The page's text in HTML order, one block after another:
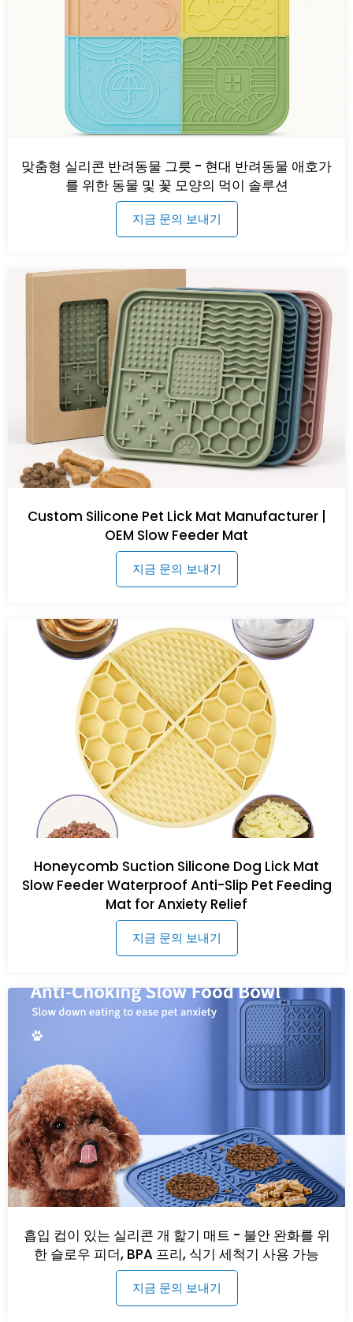
맞춤형 실리콘 반려동물 그릇 - 현대 반려동물 애호가
를 위한 동물 및 꽃 모양의 먹이 솔루션
지금 문의 보내기
Custom Silicone Pet Lick Mat Manufacturer |
OEM Slow Feeder Mat
지금 문의 보내기
Honeycomb Suction Silicone Dog Lick Mat
Slow Feeder Waterproof Anti-Slip Pet Feeding
Mat for Anxiety Relief
지금 문의 보내기
흡입 컵이 있는 실리콘 개 핥기 매트 - 불안 완화를 위
한 슬로우 피더, BPA 프리, 식기 세척기 사용 가능
지금 문의 보내기